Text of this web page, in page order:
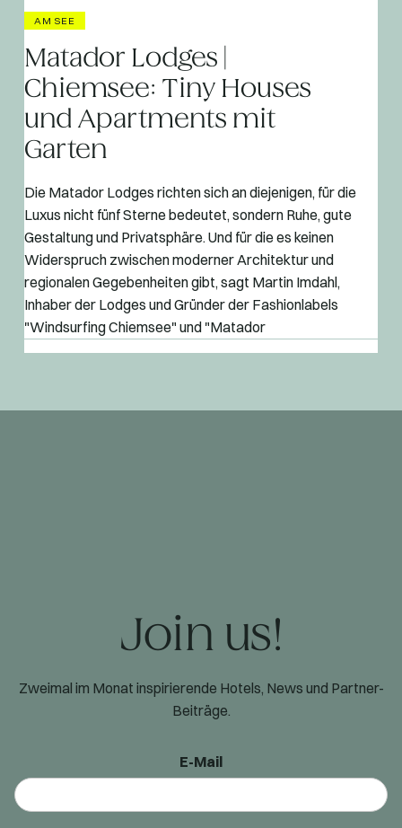
AM SEE
Matador Lodges |
Chiemsee: Tiny Houses
und Apartments mit
Garten
Die Matador Lodges richten sich an diejenigen, für die
Luxus nicht fünf Sterne bedeutet, sondern Ruhe, gute
Gestaltung und Privatsphäre. Und für die es keinen
Widerspruch zwischen moderner Architektur und
regionalen Gegebenheiten gibt, sagt Martin Imdahl,
Inhaber der Lodges und Gründer der Fashionlabels
"Windsurfing Chiemsee" und "Matador
Join us!
Zweimal im Monat inspirierende Hotels, News und Partner-
Beiträge.
E-Mail